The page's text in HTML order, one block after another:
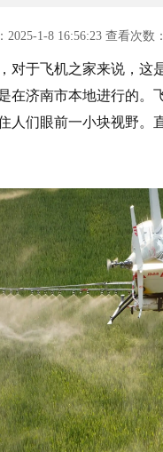
2025-1-8 16:56:23 查看次数
对于飞机之家来说，这
在济南市本地进行的。
人们眼前一小块视野。